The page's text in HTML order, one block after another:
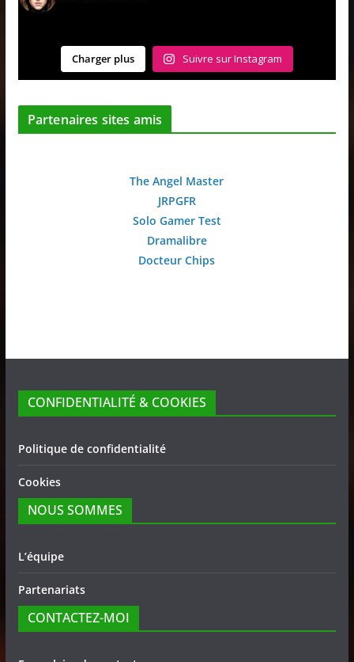
Charger plus Suivre sur Instagram
Partenaires sites amis
The Angel Master
JRPGFR
Solo Gamer Test
Dramalibre
Docteur Chips
CONFIDENTIALITÉ & COOKIES
Politique de confidentialité
Cookies
NOUS SOMMES
L’équipe
Partenariats
CONTACTEZ-MOI